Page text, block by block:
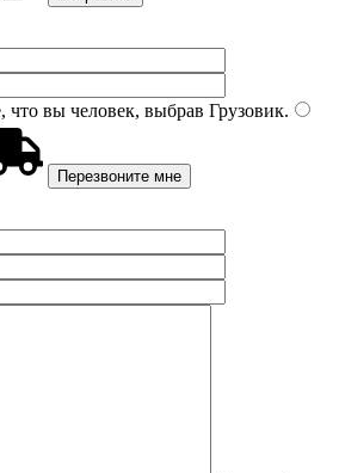
что вы человек, выбрав Грузовик.